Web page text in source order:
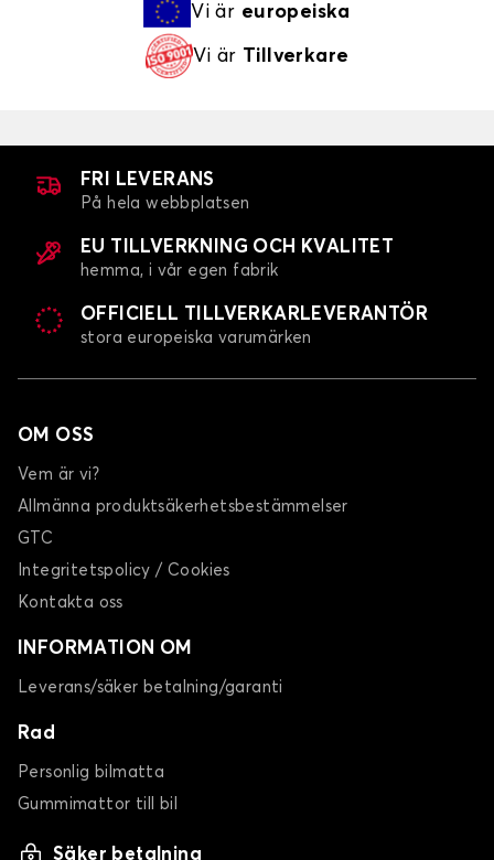
Vi är europeiska
Vi är Tillverkare
FRI LEVERANS
På hela webbplatsen
EU TILLVERKNING OCH KVALITET
hemma, i vår egen fabrik
OFFICIELL TILLVERKARLEVERANTÖR
stora europeiska varumärken
OM OSS
Vem är vi?
Allmänna produktsäkerhetsbestämmelser
GTC
Integritetspolicy / Cookies
Kontakta oss
INFORMATION OM
Leverans/säker betalning/garanti
Rad
Personlig bilmatta
Gummimattor till bil
Säker betalning